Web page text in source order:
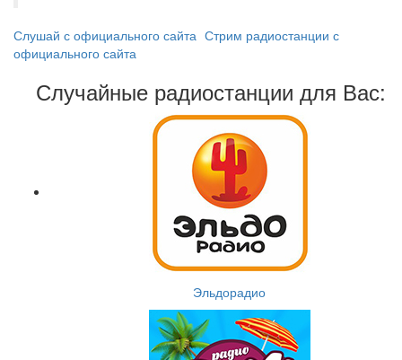
Слушай с официального сайта Стрим радиостанции с
официального сайта
Случайные радиостанции для Вас:
Эльдорадио